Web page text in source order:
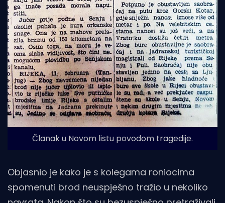
Članak u Novom listu povodom tragedije.
Objasnio je kako je s kolegama roniocima
spomenuti brod neuspješno tražio u nekoliko